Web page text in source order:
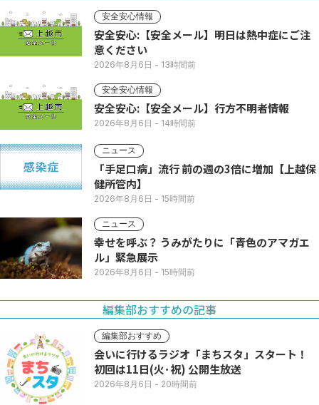
安全安心情報
安全安心:【安全メール】明日は熱中症にご注
意ください
2026年8月6日 - 13時間前
安全安心情報
安全安心:【安全メール】行方不明者情報
2026年8月6日 - 14時間前
ニュース
「手足口病」流行 前の週の3倍に増加【上越保
健所管内】
2026年8月6日 - 15時間前
ニュース
幸せを呼ぶ？ うみがたりに「青色のアマガエ
ル」緊急展示
2026年8月6日 - 15時間前
編集部おすすめの記事
編集部おすすめ
会いに行けるラジオ「まちスタ」スタート！
初回は11日(火･祝) 公開生放送
2026年8月6日 - 20時間前